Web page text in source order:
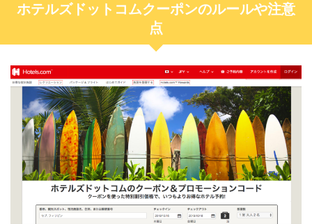
ホテルズドットコムクーポンのルールや注意
点